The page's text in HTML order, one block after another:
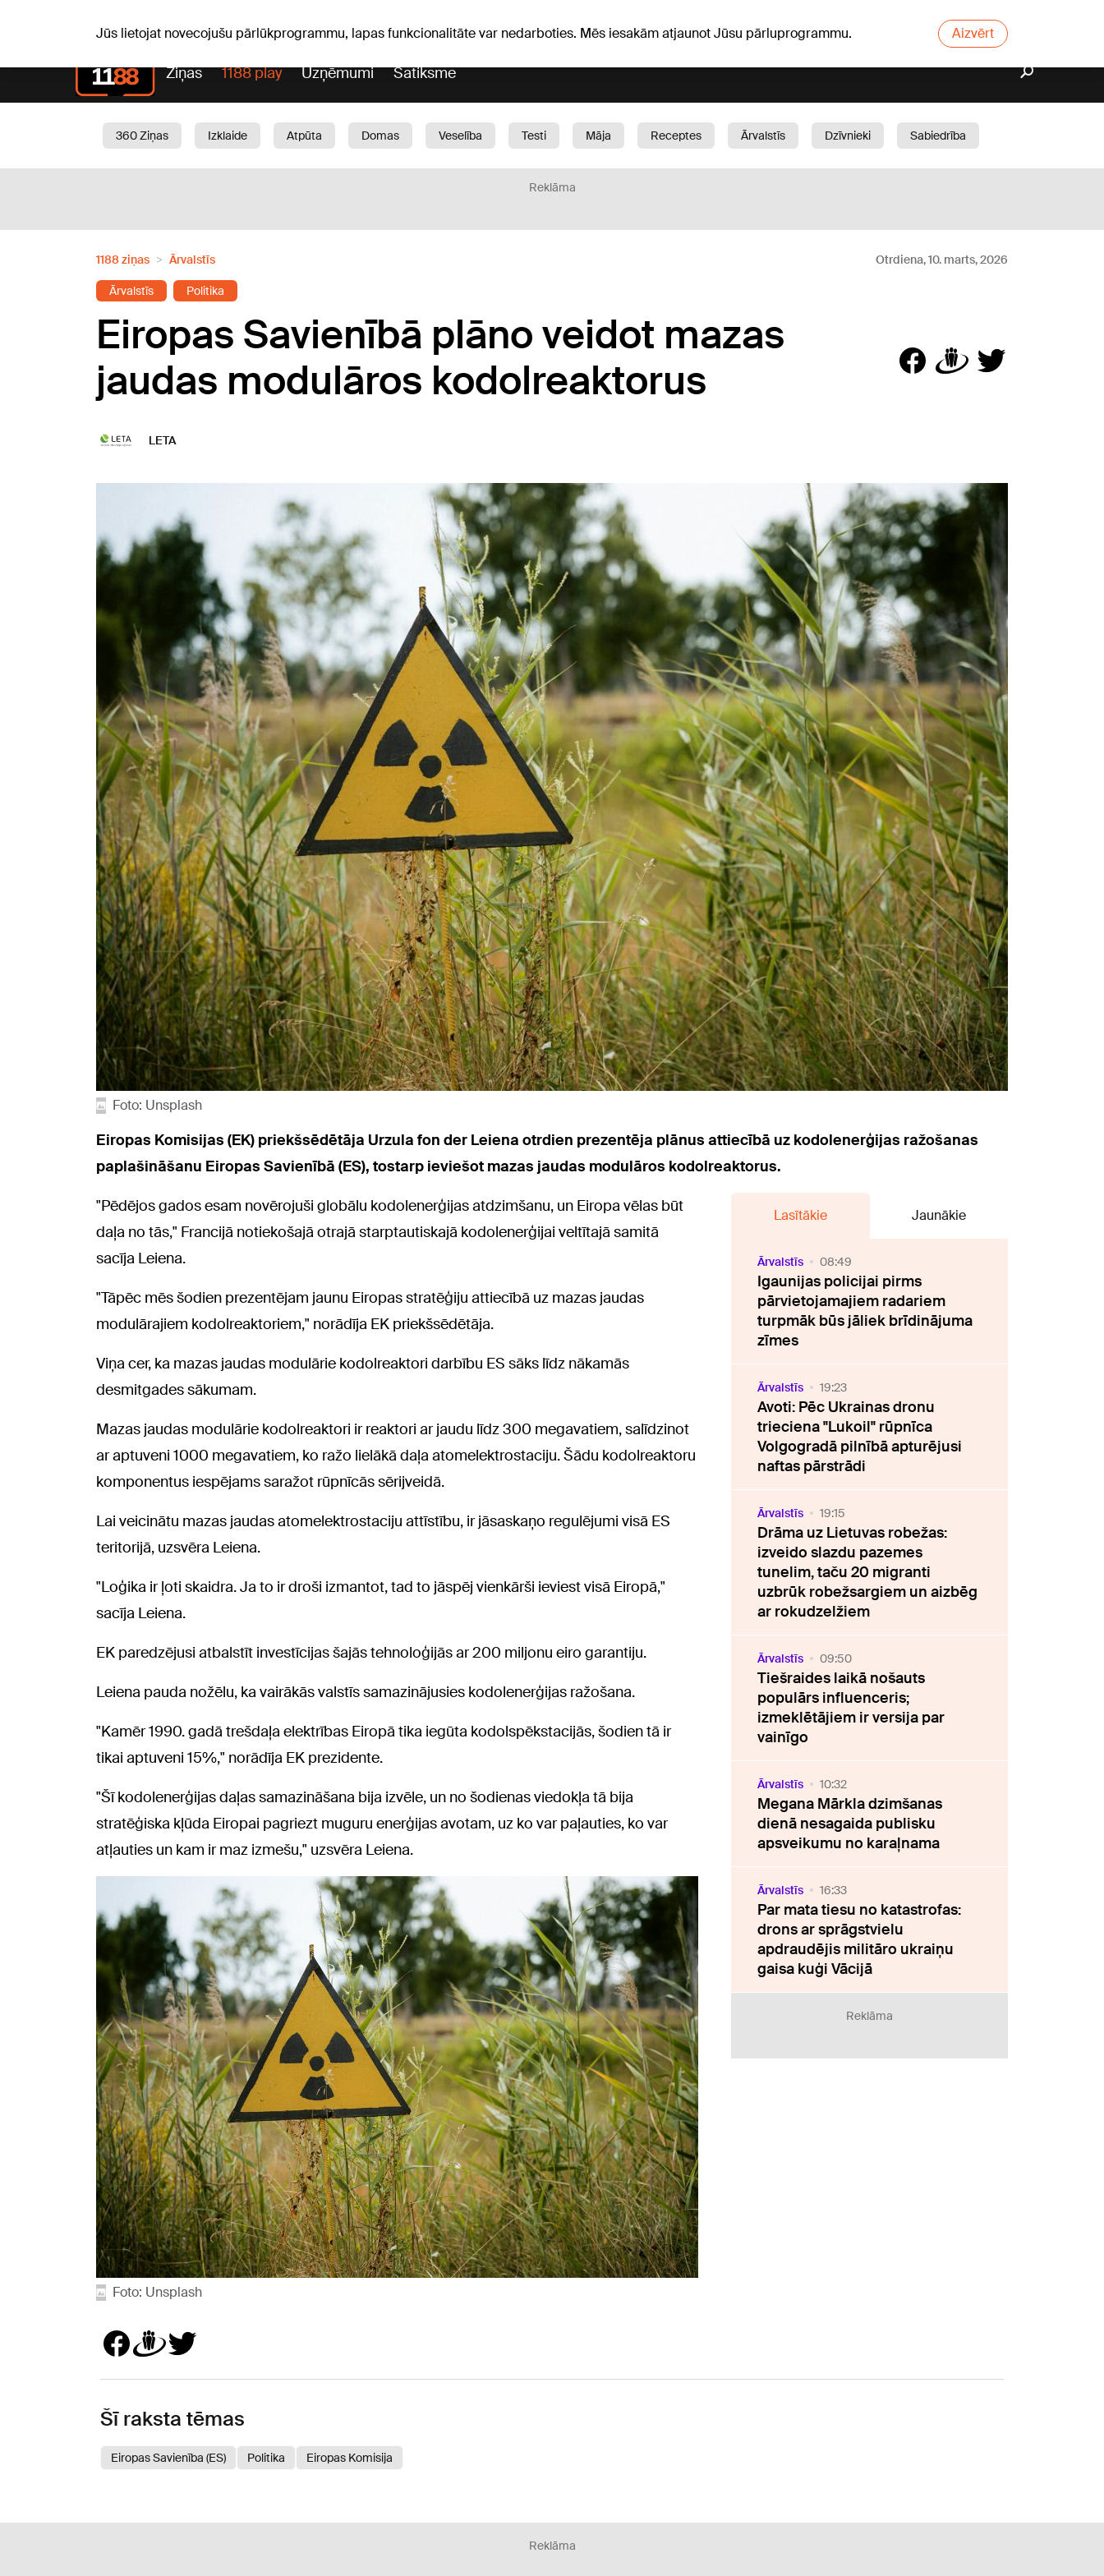
Jūs lietojat novecojušu pārlūkprogrammu, lapas funkcionalitāte var nedarboties. Mēs iesakām atjaunot Jūsu pārluprogrammu. Aizvērt
Ziņas 1188 play Uzņēmumi Satiksme
360 Ziņas Izklaide Atpūta Domas Veselība Testi Māja Receptes Ārvalstīs Dzīvnieki
Sabiedrība
Reklāma
1188 ziņas Ārvalstīs Otrdiena, 10. marts, 2026
Ārvalstīs Politika
Eiropas Savienībā plāno veidot mazas
jaudas modulāros kodolreaktorus
LETA
Foto: Unsplash
Eiropas Komisijas (EK) priekšsēdētāja Urzula fon der Leiena otrdien prezentēja plānus attiecībā uz kodolenerģijas ražošanas
paplašināšanu Eiropas Savienībā (ES), tostarp ieviešot mazas jaudas modulāros kodolreaktorus.
"Pēdējos gados esam novērojuši globālu kodolenerģijas atdzimšanu, un Eiropa vēlas būt
daļa no tās," Francijā notiekošajā otrajā starptautiskajā kodolenerģijai veltītajā samitā
sacīja Leiena.
"Tāpēc mēs šodien prezentējam jaunu Eiropas stratēģiju attiecībā uz mazas jaudas
modulārajiem kodolreaktoriem," norādīja EK priekšsēdētāja.
Viņa cer, ka mazas jaudas modulārie kodolreaktori darbību ES sāks līdz nākamās
desmitgades sākumam.
Mazas jaudas modulārie kodolreaktori ir reaktori ar jaudu līdz 300 megavatiem, salīdzinot
ar aptuveni 1000 megavatiem, ko ražo lielākā daļa atomelektrostaciju. Šādu kodolreaktoru
komponentus iespējams saražot rūpnīcās sērijveidā.
Lai veicinātu mazas jaudas atomelektrostaciju attīstību, ir jāsaskaņo regulējumi visā ES
teritorijā, uzsvēra Leiena.
"Loģika ir ļoti skaidra. Ja to ir droši izmantot, tad to jāspēj vienkārši ieviest visā Eiropā,"
sacīja Leiena.
EK paredzējusi atbalstīt investīcijas šajās tehnoloģijās ar 200 miljonu eiro garantiju.
Leiena pauda nožēlu, ka vairākās valstīs samazinājusies kodolenerģijas ražošana.
"Kamēr 1990. gadā trešdaļa elektrības Eiropā tika iegūta kodolspēkstacijās, šodien tā ir
tikai aptuveni 15%," norādīja EK prezidente.
"Šī kodolenerģijas daļas samazināšana bija izvēle, un no šodienas viedokļa tā bija
stratēģiska kļūda Eiropai pagriezt muguru enerģijas avotam, uz ko var paļauties, ko var
atļauties un kam ir maz izmešu," uzsvēra Leiena.
Foto: Unsplash
Lasītākie Jaunākie
Ārvalstīs 08:49
Igaunijas policijai pirms
pārvietojamajiem radariem
turpmāk būs jāliek brīdinājuma
zīmes
Ārvalstīs 19:23
Avoti: Pēc Ukrainas dronu
trieciena "Lukoil" rūpnīca
Volgogradā pilnībā apturējusi
naftas pārstrādi
Ārvalstīs 19:15
Drāma uz Lietuvas robežas:
izveido slazdu pazemes
tunelim, taču 20 migranti
uzbrūk robežsargiem un aizbēg
ar rokudzelžiem
Ārvalstīs 09:50
Tiešraides laikā nošauts
populārs influenceris;
izmeklētājiem ir versija par
vainīgo
Ārvalstīs 10:32
Megana Mārkla dzimšanas
dienā nesagaida publisku
apsveikumu no karaļnama
Ārvalstīs 16:33
Par mata tiesu no katastrofas:
drons ar sprāgstvielu
apdraudējis militāro ukraiņu
gaisa kuģi Vācijā
Reklāma
Šī raksta tēmas
Eiropas Savienība (ES) Politika Eiropas Komisija
Reklāma